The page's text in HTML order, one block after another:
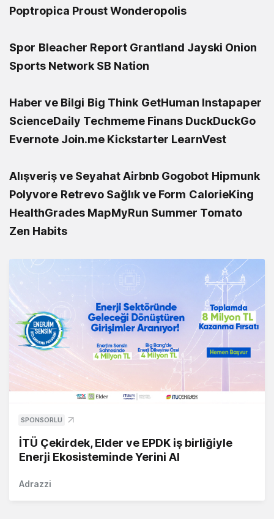
Poptropica ProustWonderopolis
Spor Bleacher Report Grantland Jayski Onion
Sports Network SB Nation
Haber ve Bilgi Big Think GetHuman Instapaper
ScienceDaily Techmeme Finans DuckDuckGo
Evernote Join.me Kickstarter LearnVest
Alışveriş ve SeyahatAirbnb Gogobot Hipmunk
Polyvore Retrevo Sağlık ve Form CalorieKing
HealthGrades MapMyRun Summer Tomato
Zen Habits
SPONSORLU
İTÜ Çekirdek, Elder ve EPDK iş birliğiyle
Enerji Ekosisteminde Yerini Al
Adrazzi